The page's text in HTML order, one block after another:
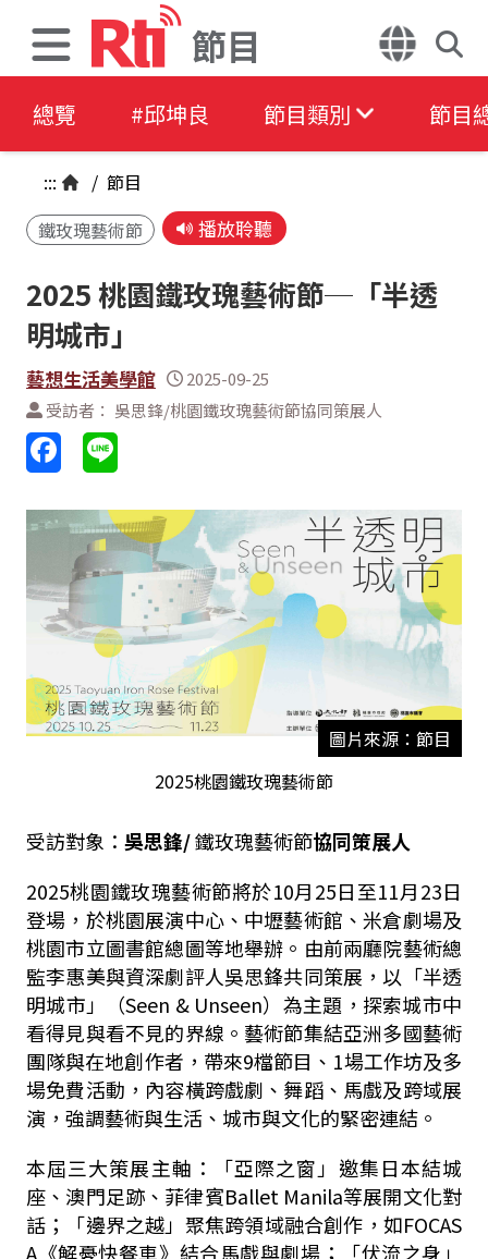
節目
總覽 #邱坤良 節目類別 節目
::: / 節目
鐵玫瑰藝術節
播放聆聽
2025 桃園鐵玫瑰藝術節─「半透
明城市」
藝想生活美學館
2025-09-25
受訪者： 吳思鋒/桃園鐵玫瑰藝術節協同策展人
圖片來源：節目
2025桃園鐵玫瑰藝術節
受訪對象： 吳思鋒/鐵玫瑰藝術節協同策展人
2025桃園鐵玫瑰藝術節將於10月25日至11月23日
登場，於桃園展演中心、中壢藝術館、米倉劇場及
桃園市立圖書館總圖等地舉辦。由前兩廳院藝術總
監李惠美與資深劇評人吳思鋒共同策展，以「半透
明城市」（Seen & Unseen）為主題，探索城市中
看得見與看不見的界線。藝術節集結亞洲多國藝術
團隊與在地創作者，帶來9檔節目、 1場工作坊及多
場免費活動，內容橫跨戲劇、舞蹈、馬戲及跨域展
演，強調藝術與生活、城市與文化的緊密連結。
本屆三大策展主軸：「亞際之窗」邀集日本結城
座、澳門足跡、菲律賓Ballet Manila等展開文化對
話；「邊界之越」聚焦跨領域融合創作，如FOCAS
A《解憂快餐車》結合馬戲與劇場；「伏流之身」